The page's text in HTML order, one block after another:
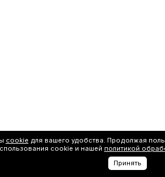
cookie для вашего удобства. Продолжая
cookie и нашей политикой
Принять